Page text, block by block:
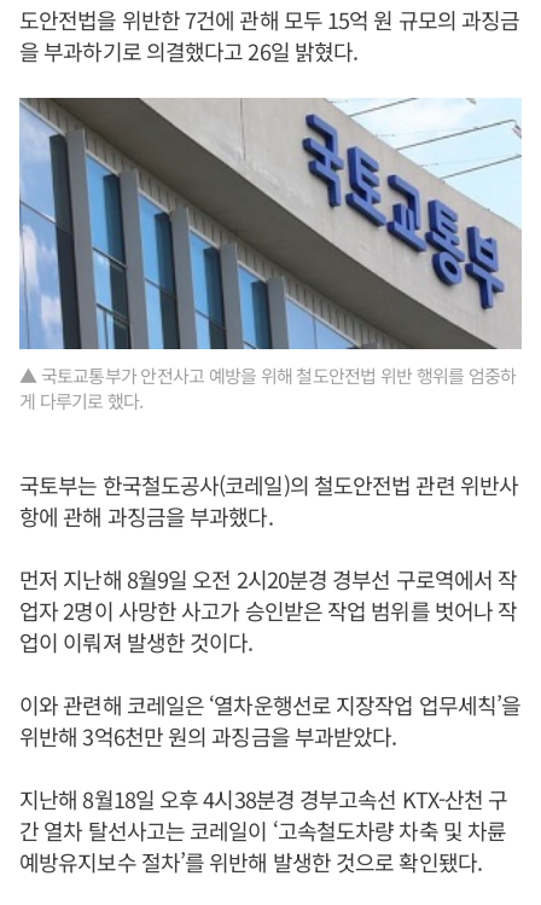
도안전법을 위반한 7건에 관해 모두 15억 원 규모의 과징금
을 부과하기로 의결했다고 26일 밝혔다.
▲ 국토교통부가 안전사고 예방을 위해 철도안전법 위반 행위를 엄중하
게 다루기로 했다.
국토부는 한국철도공사(코레일)의 철도안전법 관련 위반사
항에 관해 과징금을 부과했다.
먼저 지난해 8월9일 오전 2시20분경 경부선 구로역에서 작
업자 2명이 사망한 사고가 승인받은 작업 범위를 벗어나 작
업이 이뤄져 발생한 것이다.
이와 관련해 코레일은 ‘열차운행선로 지장작업 업무세칙’을
위반해 3억6천만 원의 과징금을 부과받았다.
지난해 8월18일 오후 4시38분경 경부고속선 KTX-산천 구
간 열차 탈선사고는 코레일이 ‘고속철도차량 차축 및 차륜
예방유지보수 절차’를 위반해 발생한 것으로 확인됐다.